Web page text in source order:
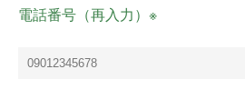
電話番号（再入力）※